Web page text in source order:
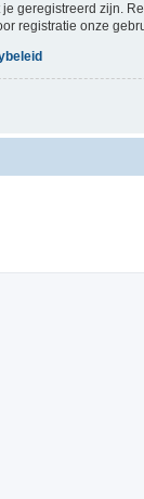
geregistreerd zijn.
registratie onze